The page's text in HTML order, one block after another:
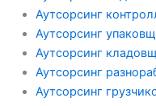
Аутсорсинг
Аутсорсинг
Аутсорсинг
Аутсорсинг
Аутсорсинг